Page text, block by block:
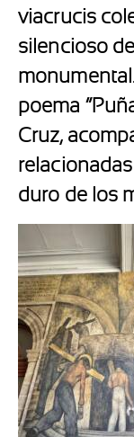
viacrucis
silencioso
poema
Cruz,
duro de los